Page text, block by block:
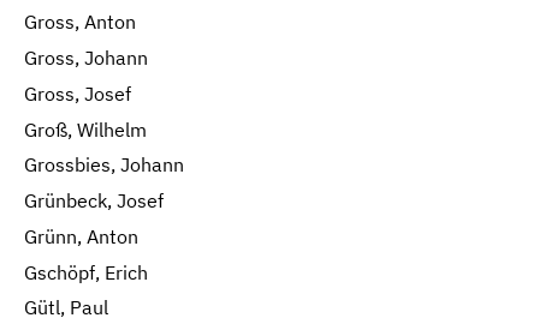
Gross, Anton
Gross, Johann
Gross, Josef
Groß, Wilhelm
Grossbies, Johann
Grünbeck, Josef
Grünn, Anton
Gschöpf, Erich
Gütl, Paul